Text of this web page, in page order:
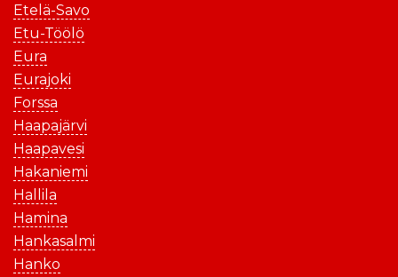
Etelä-Savo
Etu-Töölö
Eura
Eurajoki
Forssa
Haapajärvi
Haapavesi
Hakaniemi
Hallila
Hamina
Hankasalmi
Hanko